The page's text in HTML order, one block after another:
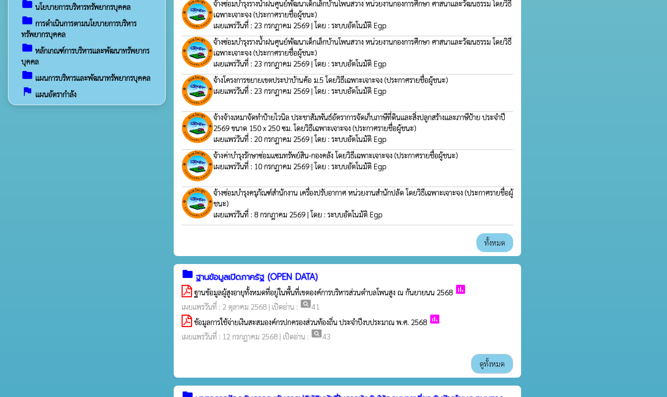
folder นโยบายการบริหารทรัพยากรบุคคล
folder การดำเนินการตามนโยบายการบริหาร
ทรัพยากรบุคคล
folder หลักเกณฑ์การบริหารและพัฒนาทรัพยากร
บุคคล
folder แผนการบริหารและพัฒนาทรัพยากรบุคคล
assistant_photo แผนอัตรากำลัง
จ้างซ่อมบำรุงรางน้ำฝนศูนย์พัฒนาเด็กเล็กบ้านโพนสวาง หน่วยงานกองการศึกษา ศาสนาและวัฒนธรรม โดยวิธี
เฉพาะเจาะจง (ประกาศรายชื่อผู้ชนะ)
เผยแพร่วันที่ : 23 กรกฎาคม 2569 | โดย : ระบบอัตโนมัติ Egp
จ้างซ่อมบำรุงรางน้ำฝนศูนย์พัฒนาเด็กเล็กบ้านโพนสวาง หน่วยงานกองการศึกษา ศาสนาและวัฒนธรรม โดยวิธี
เฉพาะเจาะจง (ประกาศรายชื่อผู้ชนะ)
เผยแพร่วันที่ : 23 กรกฎาคม 2569 | โดย : ระบบอัตโนมัติ Egp
จ้างโครงการขยายเขตประปาบ้านค้อ ม.5 โดยวิธีเฉพาะเจาะจง (ประกาศรายชื่อผู้ชนะ)
เผยแพร่วันที่ : 23 กรกฎาคม 2569 | โดย : ระบบอัตโนมัติ Egp
จ้างจ้างเหมาจัดทำป้ายไวนิล ประชาสัมพันธ์อัตราการจัดเก็บภาษีที่ดินและสิ่งปลูกสร้างและภาษีป้าย ประจำปี
2569 ขนาด 150 x 250 ซม. โดยวิธีเฉพาะเจาะจง (ประกาศรายชื่อผู้ชนะ)
เผยแพร่วันที่ : 20 กรกฎาคม 2569 | โดย : ระบบอัตโนมัติ Egp
จ้างค่าบำรุงรักษาซ่อมแซมทรัพย์สิน-กองคลัง โดยวิธีเฉพาะเจาะจง (ประกาศรายชื่อผู้ชนะ)
เผยแพร่วันที่ : 10 กรกฎาคม 2569 | โดย : ระบบอัตโนมัติ Egp
จ้างซ่อมบำรุงครุภัณฑ์สำนักงาน เครื่องปรับอากาศ หน่วยงานสำนักปลัด โดยวิธีเฉพาะเจาะจง (ประกาศรายชื่อผู้
ชนะ)
เผยแพร่วันที่ : 8 กรกฎาคม 2569 | โดย : ระบบอัตโนมัติ Egp
ทั้งหมด
folder ฐานข้อมูลเปิดภาครัฐ (OPEN DATA)
ฐานข้อมูลผู้สูงอายุทั้งหมดที่อยู่ในพื้นที่เขตองค์การบริหารส่วนตำบลโพนสูง ณ กันยายนน 2568 poll
เผยแพร่วันที่ : 2 ตุลาคม 2568 | เปิดอ่าน : pageview41
ข้อมูลการใช้จ่ายเงินสะสมองค์กรปกครองส่วนท้องถิ่น ประจำปีงบประมาณ พ.ศ. 2568 poll
เผยแพร่วันที่ : 12 กรกฎาคม 2568 | เปิดอ่าน : pageview43
ดูทั้งหมด